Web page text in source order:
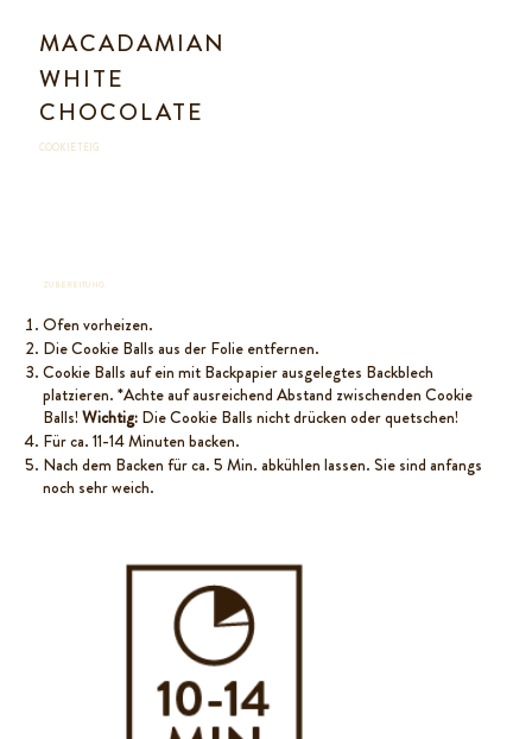
MACADAMIAN
WHITE
CHOCOLATE
COOKIE TEIG
ZUBEREITUNG
Ofen vorheizen.
Die Cookie Balls aus der Folie entfernen.
Cookie Balls auf ein mit Backpapier ausgelegtes Backblech
platzieren. *Achte auf ausreichend Abstand zwischenden Cookie
Balls! Wichtig: Die Cookie Balls nicht drücken oder quetschen!
Für ca. 11-14 Minuten backen.
Nach dem Backen für ca. 5 Min. abkühlen lassen. Sie sind anfangs
noch sehr weich.